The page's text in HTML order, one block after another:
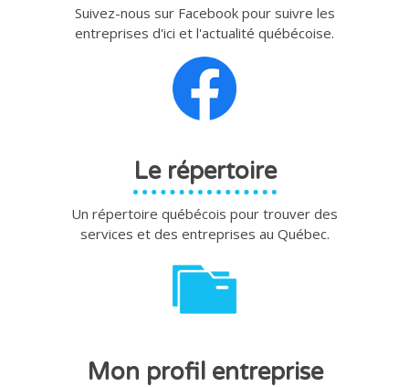
Suivez-nous sur Facebook pour suivre les
entreprises d'ici et l'actualité québécoise.
Le répertoire
Un répertoire québécois pour trouver des
services et des entreprises au Québec.
Mon profil entreprise